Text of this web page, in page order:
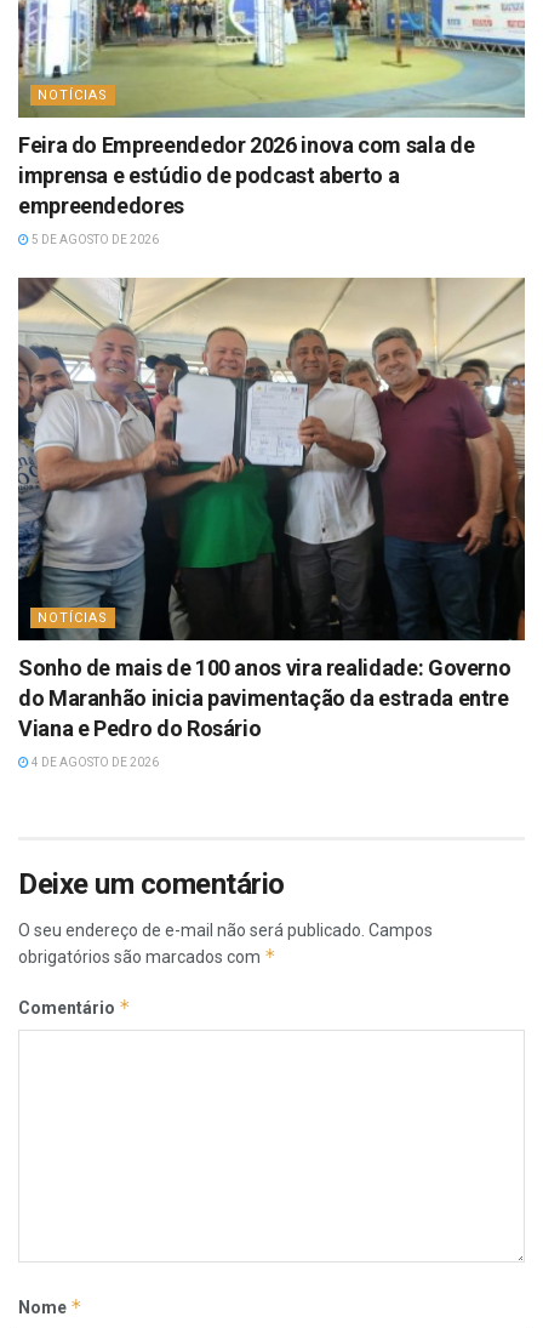
NOTÍCIAS
Feira do Empreendedor 2026 inova com sala de
imprensa e estúdio de podcast aberto a
empreendedores
5 DE AGOSTO DE 2026
NOTÍCIAS
Sonho de mais de 100 anos vira realidade: Governo
do Maranhão inicia pavimentação da estrada entre
Viana e Pedro do Rosário
4 DE AGOSTO DE 2026
Deixe um comentário
O seu endereço de e-mail não será publicado. Campos
obrigatórios são marcados com *
Comentário *
Nome *